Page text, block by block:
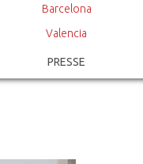
Barcelona
Valencia
PRESSE